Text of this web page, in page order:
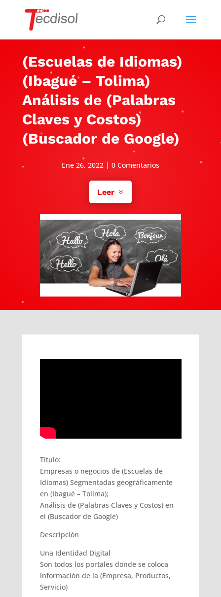
(Escuelas de Idiomas)
(Ibagué – Tolima)
Análisis de (Palabras
Claves y Costos)
(Buscador de Google)
Ene 26, 2022| 0 Comentarios
Leer
Título:
Empresas o negocios de (Escuelas de
Idiomas) Segmentadas geográficamente
en (Ibagué – Tolima);
Análisis de (Palabras Claves y Costos) en
el (Buscador de Google)
Descripción
Una Identidad Digital
Son todos los portales donde se coloca
información de la (Empresa, Productos,
Servicio)